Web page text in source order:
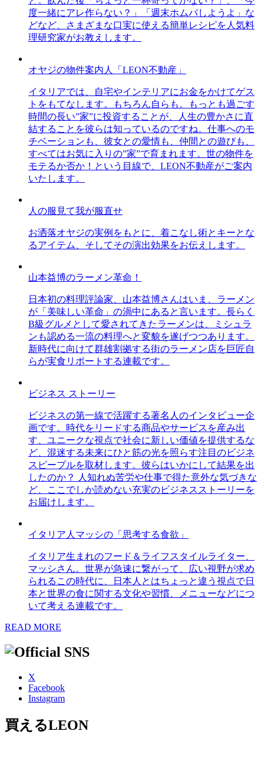
度一緒にアレ作らない？」「週末ホムパしようよ」な
どなど、さまざまな口実に使える簡単レシピを人気料
理研究家がお教えします。
オヤジの物件案内人「LEON不動産」
イタリアでは、自宅やインテリアにお金をかけてゲス
トをもてなします。もちろん自らも。もっとも過ごす
時間の長い”家”に投資することが、人生の豊かさに直
結することを彼らは知っているのですね。仕事へのモ
チベーションも、彼女との愛情も、仲間との遊びも、
すべてはお気に入りの”家”で育まれます。世の物件を
モテるか否か！という目線で、LEON不動産がご案内
いたします。
人の服見て我が服直せ
お洒落オヤジの実例をもとに、着こなし術とキーとな
るアイテム、そしてその演出効果をお伝えします。
山本益博のラーメン革命！
日本初の料理評論家、山本益博さんはいま、ラーメン
が「美味しい革命」の渦中にあると言います。長らく
B級グルメとして愛されてきたラーメンは、ミシュラ
ンも認める一流の料理へと変貌を遂げつつあります。
新時代に向けて群雄割拠する街のラーメン店を巨匠自
らが実食リポートする連載です。
ビジネス ストーリー
ビジネスの第一線で活躍する著名人のインタビュー企
画です。時代をリードする商品やサービスを産み出
す、ユニークな視点で社会に新しい価値を提供するな
ど、混迷する未来にひと筋の光を照らす注目のビジネ
スピープルを取材します。彼らはいかにして結果を出
したのか？ 人知れぬ苦労や仕事で得た意外な気づきな
ど、ここでしか読めない充実のビジネスストーリーを
お届けします。
イタリア人マッシの「思考する食欲」
イタリア生まれのフード＆ライフスタイルライター、
マッシさん。世界が急速に繋がって、広い視野が求め
られるこの時代に、日本人とはちょっと違う視点で日
本と世界の食に関する文化や習慣、メニューなどにつ
いて考える連載です。
READ MORE
X
Facebook
Instagram
買えるLEON